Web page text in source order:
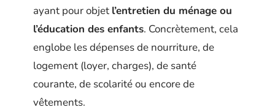
ayant pour objet l’entretien du ménage ou
l’éducation des enfants. Concrètement, cela
englobe les dépenses de nourriture, de
logement (loyer, charges), de santé
courante, de scolarité ou encore de
vêtements.